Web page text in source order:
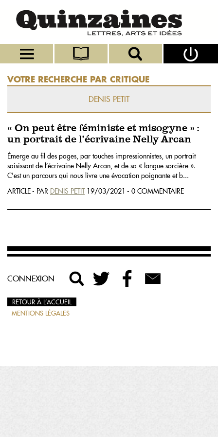
VOTRE RECHERCHE PAR CRITIQUE
DENIS PETIT
« On peut être féministe et misogyne » :
un portrait de l’écrivaine Nelly Arcan
Émerge au fil des pages, par touches impressionnistes, un portrait
saisissant de l’écrivaine Nelly Arcan, et de sa « langue sorcière ».
C'est un parcours qui nous livre une évocation poignante et b...
ARTICLE - PAR DENIS PETIT19/03/2021 - 0 COMMENTAIRE
CONNEXION
RETOUR À L’ACCUEIL
MENTIONS LÉGALES